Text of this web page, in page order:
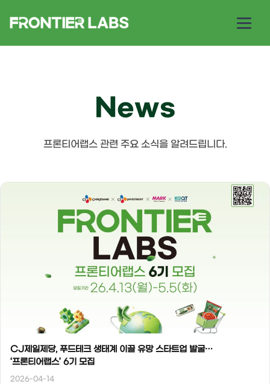
News
프론티어랩스 관련 주요 소식을 알려드립니다.
CJ제일제당, 푸드테크 생태계 이끌 유망 스타트업 발굴…
‘프론티어랩스’ 6기 모집
2026-04-14